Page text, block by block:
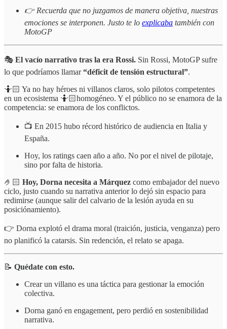
👉 Recuerda que no juzgamos de manera objetiva, nuestras
emociones se interponen. Justo te lo explicaba también con
MotoGP
🎭 El vacío narrativo tras la era Rossi. Sin Rossi, MotoGP sufre
lo que podríamos llamar“déficit de tensión estructural”.
🤷🏻 Ya no hay héroes ni villanos claros, solo pilotos competentes
en un ecosistema 🤷🏻homogéneo. Y el público no se enamora de la
competencia: se enamora de los conflictos.
📺 En 2015 hubo récord histórico de audiencia en Italia y
España.
Hoy, los ratings caen año a año. No por el nivel de pilotaje,
sino por falta de historia.
🤌🏻 Hoy, Dorna necesita a Márquez como embajador del nuevo
ciclo, justo cuando su narrativa anterior lo dejó sin espacio para
redimirse (aunque salir del calvario de la lesión ayuda en su
posiciónamiento).
👉 Dorna explotó el drama moral (traición, justicia, venganza) pero
no planificó la catarsis. Sin redención, el relato se apaga.
📝 Quédate con esto.
Crear un villano es una táctica para gestionar la emoción
colectiva.
Dorna ganó en engagement, pero perdió en sostenibilidad
narrativa.